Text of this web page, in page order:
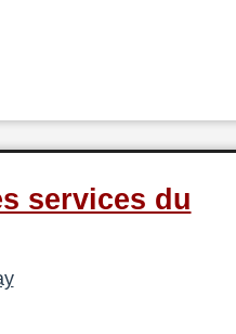
services du